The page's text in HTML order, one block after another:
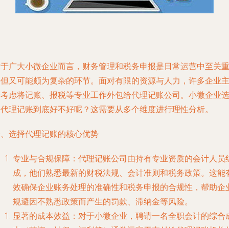
广大小微企业而言，财务管理和税务申报是日常运营中至关重
又可能颇为复杂的环节。面对有限的资源与人力，许多企业主
虑将记账、报税等专业工作外包给代理记账公司。小微企业选
理记账到底好不好呢？这需要从多个维度进行理性分析。
选择代理记账的核心优势
专业与合规保障 ：代理记账公司由持有专业资质的会计人员
成，他们熟悉最新的财税法规、会计准则和税务政策。这能
效确保企业账务处理的准确性和税务申报的合规性，帮助企
规避因不熟悉政策而产生的罚款、滞纳金等风险。
显著的成本效益 ：对于小微企业，聘请一名全职会计的综合